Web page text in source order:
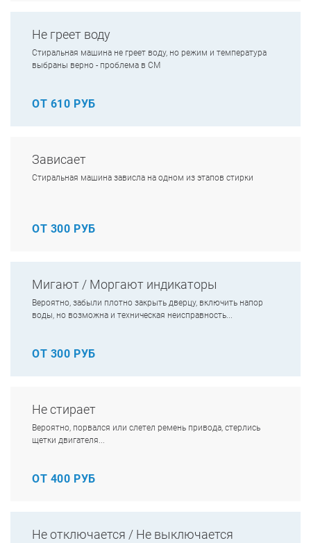
Не греет воду
Стиральная машина не греет воду, но режим и температура
выбраны верно - проблема в СМ
ОТ 610 РУБ
Зависает
Стиральная машина зависла на одном из этапов стирки
ОТ 300 РУБ
Мигают / Моргают индикаторы
Вероятно, забыли плотно закрыть дверцу, включить напор
воды, но возможна и техническая неисправность...
ОТ 300 РУБ
Не стирает
Вероятно, порвался или слетел ремень привода, стерлись
щетки двигателя...
ОТ 400 РУБ
Не отключается / Не выключается